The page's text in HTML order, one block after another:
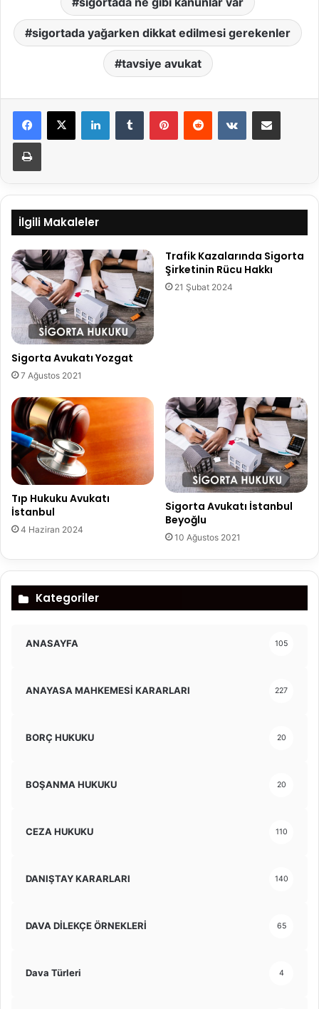
sigortada yağarken dikkat edilmesi gerekenler
tavsiye avukat
LinkedInTumblr PinterestReddit VKontakteE-Posta ile paylaş
Yazdır
İlgili Makaleler
Sigorta Avukatı Yozgat
7 Ağustos 2021
Trafik Kazalarında Sigorta
Şirketinin Rücu Hakkı
21 Şubat 2024
Tıp Hukuku Avukatı
İstanbul
4 Haziran 2024
Sigorta Avukatı İstanbul
Beyoğlu
10 Ağustos 2021
Kategoriler
ANASAYFA 105
ANAYASA MAHKEMESİ KARARLARI 227
BORÇ HUKUKU 20
BOŞANMA HUKUKU 20
CEZA HUKUKU 110
DANIŞTAY KARARLARI 140
DAVA DİLEKÇE ÖRNEKLERİ 65
Dava Türleri 4